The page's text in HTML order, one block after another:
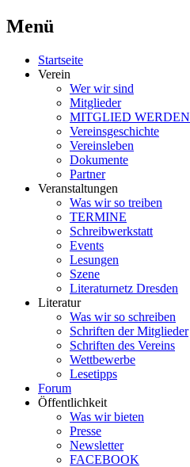
Menü
Zum
Inhalt
Startseite
Verein
Wer wir sind
Mitglieder
MITGLIED WERDEN
Vereinsgeschichte
Vereinsleben
Dokumente
Partner
Veranstaltungen
Was wir so treiben
TERMINE
Schreibwerkstatt
Events
Lesungen
Szene
Literaturnetz Dresden
Literatur
Was wir so schreiben
Schriften der Mitglieder
Schriften des Vereins
Wettbewerbe
Lesetipps
Forum
Öffentlichkeit
Was wir bieten
Presse
Newsletter
FACEBOOK